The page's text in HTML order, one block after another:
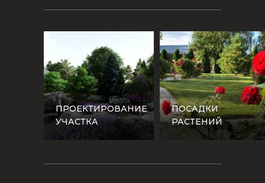
ПОСАДКИ
РАСТЕНИЙ
ПРОЕКТИРОВАНИЕ
УЧАСТКА